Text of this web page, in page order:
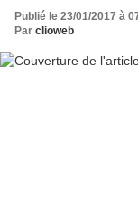
Publié le 23/01/2017 à
Par clioweb